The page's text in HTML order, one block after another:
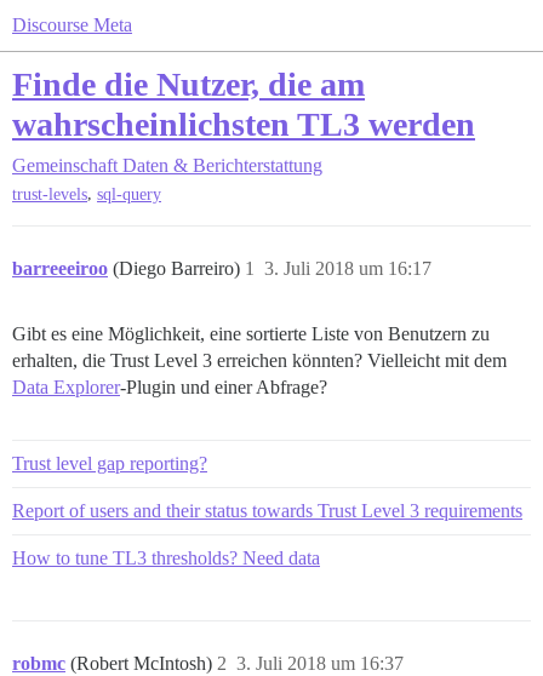
Discourse Meta
Finde die Nutzer, die am
wahrscheinlichsten TL3 werden
Gemeinschaft Daten & Berichterstattung
trust-levels, sql-query
barreeeiroo (Diego Barreiro) 3. Juli 2018 um 16:17
1
Gibt es eine Möglichkeit, eine sortierte Liste von Benutzern zu
erhalten, die Trust Level 3 erreichen könnten? Vielleicht mit dem
Data Explorer-Plugin und einer Abfrage?
Trust level gap reporting?
Report of users and their status towards Trust Level 3 requirements
How to tune TL3 thresholds? Need data
robmc (Robert McIntosh) 3. Juli 2018 um 16:37
2